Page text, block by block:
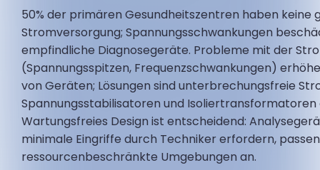
50% der primären Gesundheitszentren haben keine
Stromversorgung; Spannungsschwankungen
empfindliche Diagnosegeräte. Probleme mit der
(Spannungsspitzen, Frequenzschwankungen)
von Geräten; Lösungen sind unterbrechungsfreie
Spannungsstabilisatoren und Isoliertransformatoren
Wartungsfreies Design ist entscheidend:
minimale Eingriffe durch Techniker erfordern,
ressourcenbeschränkte Umgebungen an.